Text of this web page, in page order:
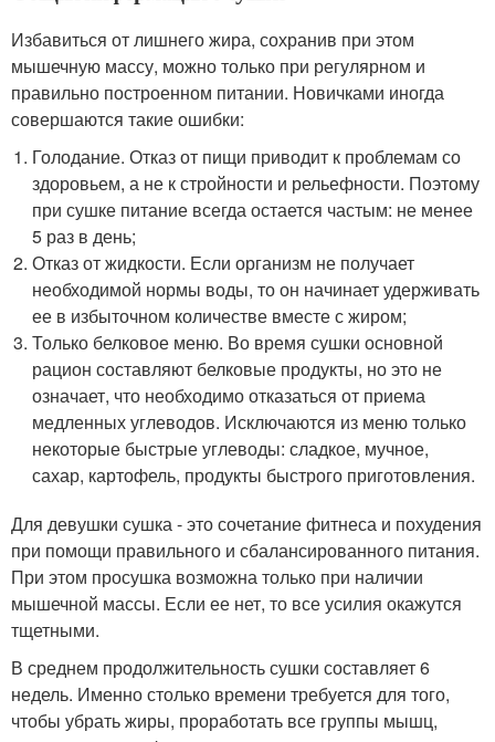
Избавиться от лишнего жира, сохранив при этом
мышечную массу, можно только при регулярном и
правильно построенном питании. Новичками иногда
совершаются такие ошибки:
Голодание. Отказ от пищи приводит к проблемам со
здоровьем, а не к стройности и рельефности. Поэтому
при сушке питание всегда остается частым: не менее
5 раз в день;
Отказ от жидкости. Если организм не получает
необходимой нормы воды, то он начинает удерживать
ее в избыточном количестве вместе с жиром;
Только белковое меню. Во время сушки основной
рацион составляют белковые продукты, но это не
означает, что необходимо отказаться от приема
медленных углеводов. Исключаются из меню только
некоторые быстрые углеводы: сладкое, мучное,
сахар, картофель, продукты быстрого приготовления.
Для девушки сушка - это сочетание фитнеса и похудения
при помощи правильного и сбалансированного питания.
При этом просушка возможна только при наличии
мышечной массы. Если ее нет, то все усилия окажутся
тщетными.
В среднем продолжительность сушки составляет 6
недель. Именно столько времени требуется для того,
чтобы убрать жиры, проработать все группы мышц,